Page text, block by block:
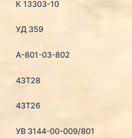
К 13303-10
УД 359
А-801-03-802
43Т28
43Т26
УВ 3144-00-009/801